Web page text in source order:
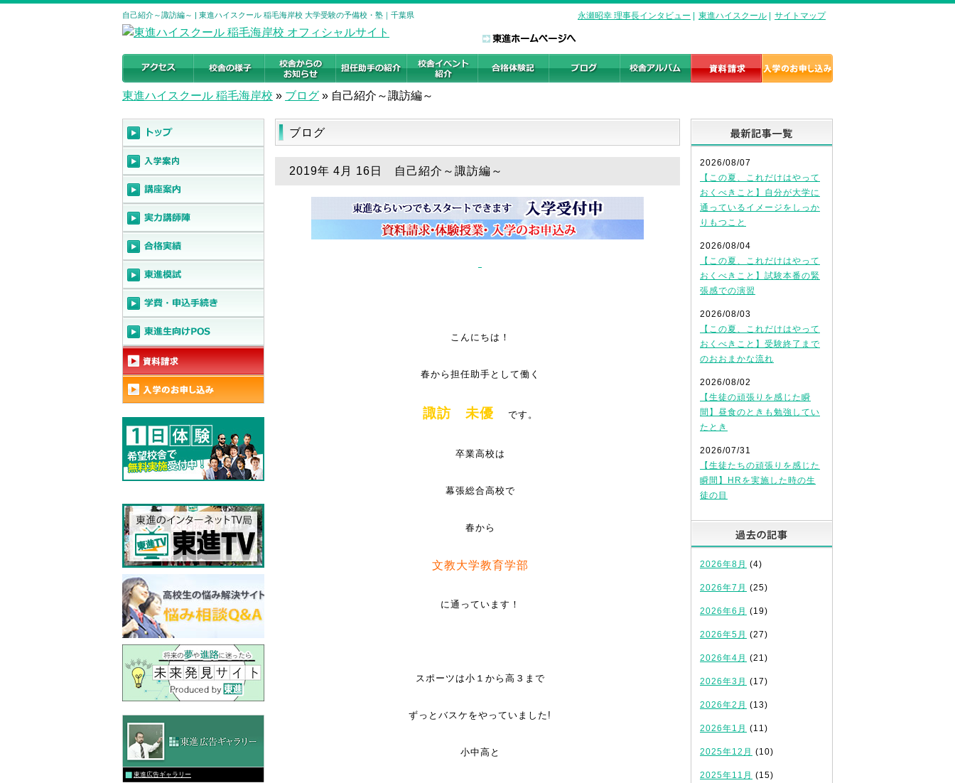
自己紹介～諏訪編～ | 東進ハイスクール 稲毛海岸校 大学受験の予備校・塾｜千葉県 永瀬昭幸 理事長インタビュー 東進ハイスクール サイトマップ
東進ハイスクール 稲毛海岸校 » ブログ » 自己紹介～諏訪編～
ブログ
2019年 4月 16日 自己紹介～諏訪編～
こんにちは！
春から担任助手として働く
諏訪 未優 です。
卒業高校は
幕張総合高校で
春から
文教大学教育学部
に通っています！
スポーツは小１から高３まで
ずっとバスケをやっていました!
小中高と
2026/08/07
【この夏、これだけはやって
おくべきこと】自分が大学に
通っているイメージをしっか
りもつこと
2026/08/04
【この夏、これだけはやって
おくべきこと】試験本番の緊
張感での演習
2026/08/03
【この夏、これだけはやって
おくべきこと】受験終了まで
のおおまかな流れ
2026/08/02
【生徒の頑張りを感じた瞬
間】昼食のときも勉強してい
たとき
2026/07/31
【生徒たちの頑張りを感じた
瞬間】HRを実施した時の生
徒の目
2026年8月 (4)
2026年7月 (25)
2026年6月 (19)
2026年5月 (27)
2026年4月 (21)
2026年3月 (17)
2026年2月 (13)
2026年1月 (11)
2025年12月 (10)
2025年11月 (15)
東進広告ギャラリー